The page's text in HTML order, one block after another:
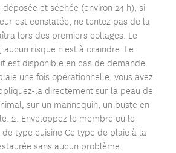
et séchée (environ 24 h), si
est constatée, ne tentez pas de la
lors des premiers collages. Le
risque n'est à craindre. Le
est disponible en cas de demande.
une fois opérationnelle, vous avez
la directement sur la peau de
sur un mannequin, un buste en
2. Enveloppez le membre ou le
type cuisine Ce type de plaie à la
sans aucun problème.